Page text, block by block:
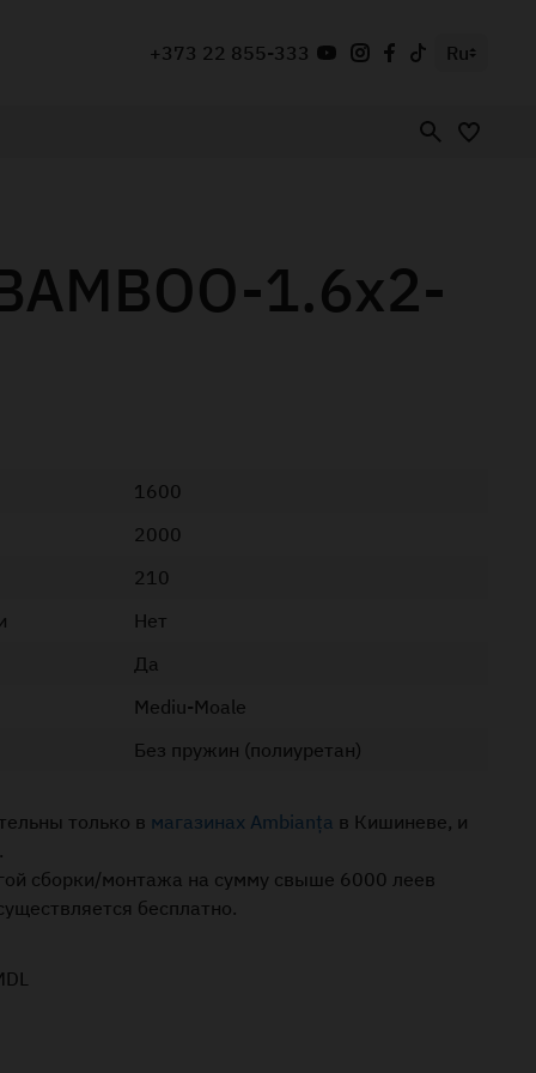
+373 22 855-333 Ru
1.6x2-
1600
2000
210
Нет
Да
Mediu-Moale
Без пружин (полиуретан)
только в магазинах Ambianța в Кишиневе, и
сборки/монтажа на сумму свыше 6000 леев
бесплатно.